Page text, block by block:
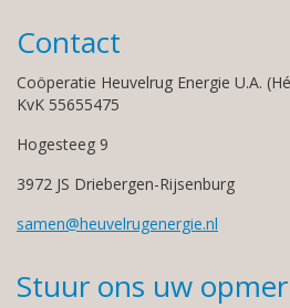
Contact
Coöperatie Heuvelrug Energie U.A.
KvK 55655475
Hogesteeg 9
3972 JS Driebergen-Rijsenburg
samen@heuvelrugenergie.nl
Stuur ons uw